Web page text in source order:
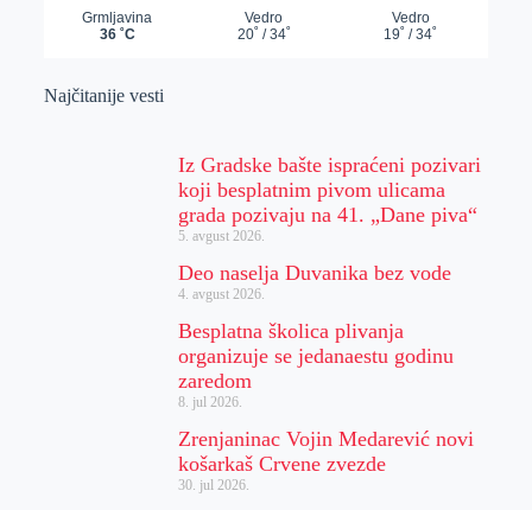
Najčitanije vesti
Iz Gradske bašte ispraćeni pozivari
koji besplatnim pivom ulicama
grada pozivaju na 41. „Dane piva“
5. avgust 2026.
Deo naselja Duvanika bez vode
4. avgust 2026.
Besplatna školica plivanja
organizuje se jedanaestu godinu
zaredom
8. jul 2026.
Zrenjaninac Vojin Medarević novi
košarkaš Crvene zvezde
30. jul 2026.